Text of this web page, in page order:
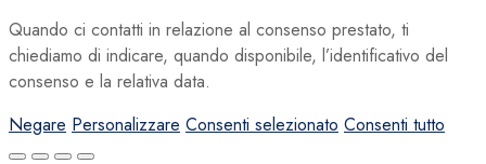
Quando ci contatti in relazione al consenso prestato, ti
chiediamo di indicare, quando disponibile, l’identificativo del
consenso e la relativa data.
Negare Personalizzare Consenti selezionato Consenti tutto